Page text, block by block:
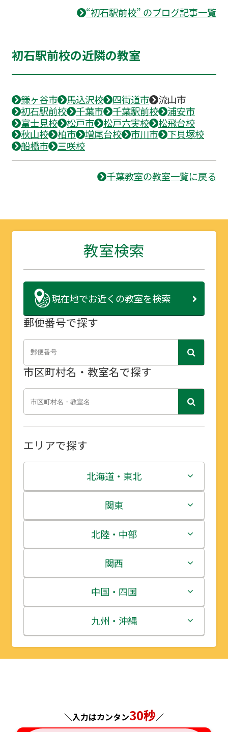
“初石駅前校” のブログ記事一覧
初石駅前校の近隣の教室
鎌ヶ谷市 馬込沢校 四街道市
流山市
初石駅前校
千葉市 千葉駅前校
浦安市
富士見校
松戸市 松戸六実校
松飛台校
秋山校
柏市 増尾台校 市川市
下貝塚校
船橋市
三咲校
千葉教室の教室一覧に戻る
教室検索
現在地でお近くの教室を検索
郵便番号で探す
市区町村名・教室名で探す
エリアで探す
北海道・東北
北海道
青森県
岩手県
宮城県
秋田県
山形県
関東
茨城県
栃木県
群馬県
埼玉県
千葉県
北陸・中部
新潟県
富山県
石川県
福井県
関西
三重県
滋賀県
京都府
中国・四国
鳥取県
島根県
九州・沖縄
福岡県
＼入力はカンタン30秒／